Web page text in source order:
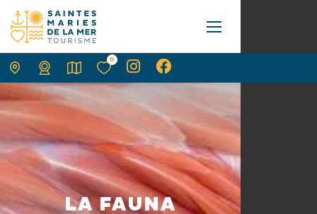
LA FAUNA
0